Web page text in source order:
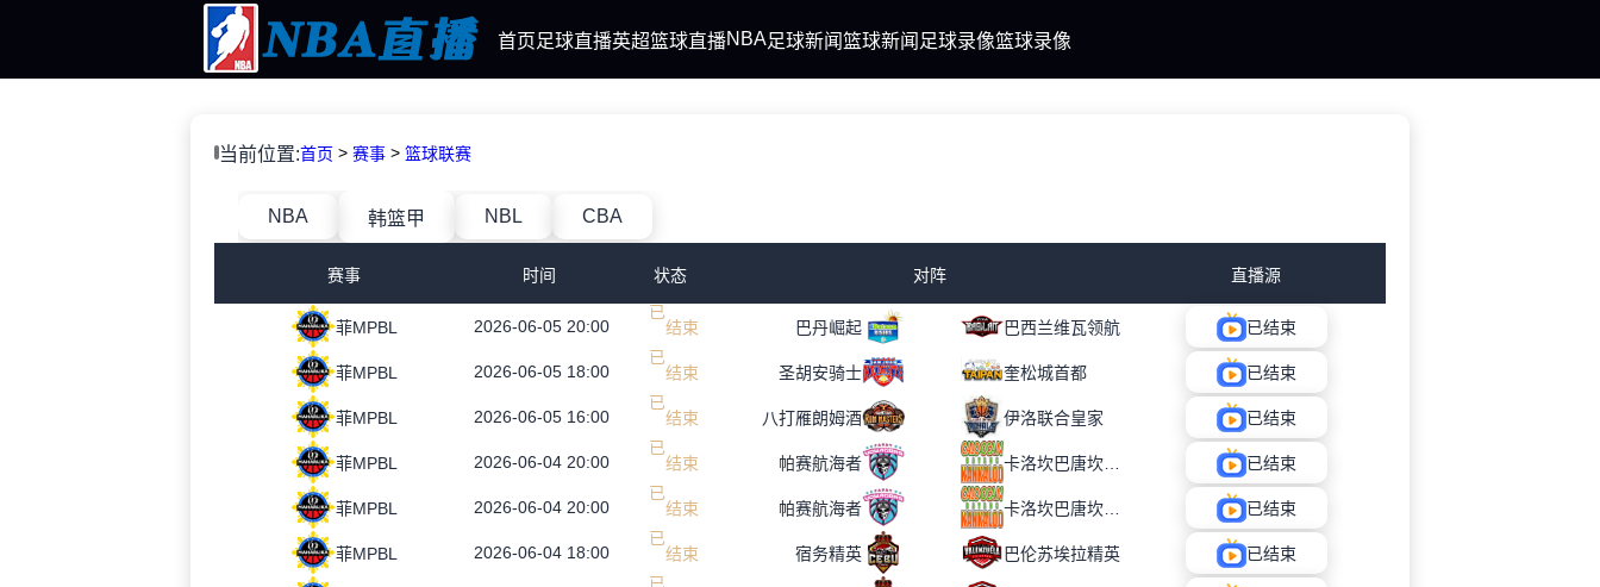
首页足球直播英超篮球直播NBA足球新闻篮球新闻 足球录像篮球录像
当前位置:首页 > 赛事 > 篮球联赛
NBA 韩篮甲 NBL CBA
赛事 时间 状态 对阵 直播源
菲MPBL 2026-06-05 20:00 结束 巴丹崛起 巴西兰维瓦领航 已结束
菲MPBL 2026-06-05 18:00 结束 圣胡安骑士 奎松城首都 已结束
菲MPBL 2026-06-05 16:00 结束 八打雁朗姆酒 伊洛联合皇家 已结束
菲MPBL 2026-06-04 20:00 结束 帕赛航海者 卡洛坎巴唐坎卡洛 已结束
菲MPBL 2026-06-04 20:00 结束 帕赛航海者 卡洛坎巴唐坎卡洛 已结束
菲MPBL 2026-06-04 18:00 结束 宿务精英 巴伦苏埃拉精英 已结束